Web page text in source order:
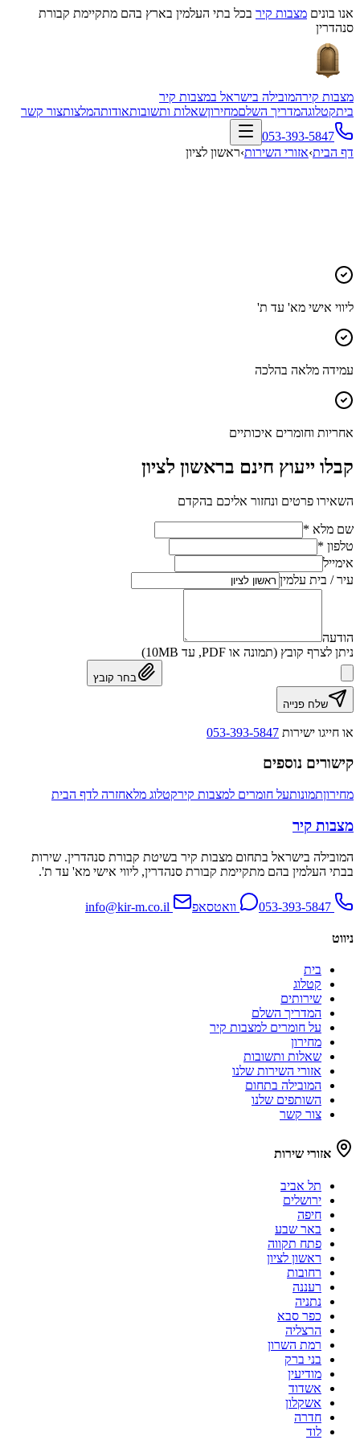
אנו בונים מצבות קיר בכל בתי העלמין בארץ בהם מתקיימת קבורת
סנהדרין
מצבות קירהמובילה בישראל במצבות קיר
ביתקטלוגהמדריך השלםמחירוןשאלות ותשובותאודותהמלצותצור קשר
053-393-5847
דף הבית›אזורי השירות›ראשון לציון
ליווי אישי מא' עד ת'
עמידה מלאה בהלכה
אחריות וחומרים איכותיים
קבלו ייעוץ חינם בראשון לציון
השאירו פרטים ונחזור אליכם בהקדם
שם מלא *
טלפון *
אימייל
עיר / בית עלמין
הודעה
ניתן לצרף קובץ (תמונה או PDF, עד 10MB)
בחר קובץ
שלח פנייה
או חייגו ישירות 053-393-5847
קישורים נוספים
מחירוןתמונותעל חומרים למצבות קירקטלוג מלאחזרה לדף הבית
מצבות קיר
המובילה בישראל בתחום מצבות קיר בשיטת קבורת סנהדרין. שירות
בבתי העלמין בהם מתקיימת קבורת סנהדרין, ליווי אישי מא' עד ת'.
וואטסאפ
ניווט
בית
קטלוג
שירותים
המדריך השלם
על חומרים למצבות קיר
מחירון
שאלות ותשובות
אזורי השירות שלנו
המובילה בתחום
השותפים שלנו
צור קשר
אזורי שירות
תל אביב
ירושלים
חיפה
באר שבע
פתח תקווה
ראשון לציון
רחובות
רעננה
נתניה
כפר סבא
הרצליה
רמת השרון
בני ברק
מודיעין
אשדוד
אשקלון
חדרה
לוד